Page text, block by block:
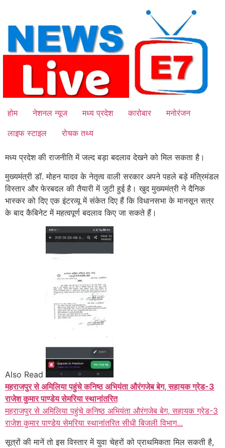
content
होम नेशनल न्यूज मध्य प्रदेश कारोबार
मनोरंजन
लाइफ स्टाइल
रोचक तथ्य
मध्य प्रदेश की राजनीति में जल्द बड़ा बदलाव देखने को मिल सकता है।
मुख्यमंत्री डॉ. मोहन यादव के नेतृत्व वाली सरकार अपने पहले बड़े मंत्रिमंडल
विस्तार और फेरबदल की तैयारी में जुटी हुई है। खुद मुख्यमंत्री ने दैनिक
भास्कर को दिए एक इंटरव्यू में संकेत दिए हैं कि विधानसभा के मानसून सत्र
के बाद कैबिनेट में महत्वपूर्ण बदलाव किए जा सकते हैं।
Also Read
महराजपुर से अमिलिया पहुंचे कनिष्ठ अभियंता औरंगजेब बेग, सहायक ग्रेड-3
राजेश कुमार पाण्डेय सेमरिया स्थानांतरित
महराजपुर से अमिलिया पहुंचे कनिष्ठ अभियंता औरंगजेब बेग, सहायक ग्रेड-3
राजेश कुमार पाण्डेय सेमरिया स्थानांतरित सीधी बिजली विभाग...
सूत्रों की मानें तो इस विस्तार में युवा चेहरों को प्राथमिकता मिल सकती है,